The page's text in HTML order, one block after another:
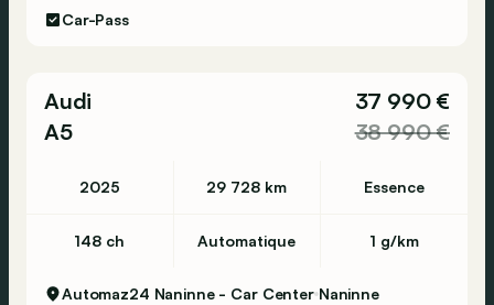
Car-Pass
Audi
A5
37 990 €
38 990 €
2025 29 728 km Essence
148 ch Automatique 1 g/km
Automaz24 Naninne - Car Center Naninne